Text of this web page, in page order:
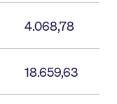
4.068,78
18.659,63